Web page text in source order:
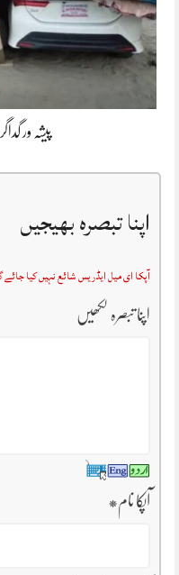
پیشہ ور
اپنا تبصرہ بھیجیں
آپکا ای میل ایڈریس شائع نہیں کیا جائے
اپنا تبصرہ لکھیں
آپکا نام*